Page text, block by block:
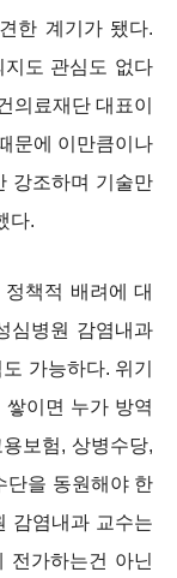
한 계기가 됐다.
도 관심도 없다
의료재단 대표이
문에 이만큼이나
강조하며 기술만
다.
책적 배려에 대
심병원 감염내과
가능하다. 위기
이면 누가 방역
보험, 상병수당,
단을 동원해야 한
감염내과 교수는
전가하는건 아닌